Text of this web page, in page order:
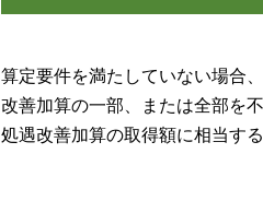
算定要件を満たしていない場合
改善加算の一部、または全部を
処遇改善加算の取得額に相当す